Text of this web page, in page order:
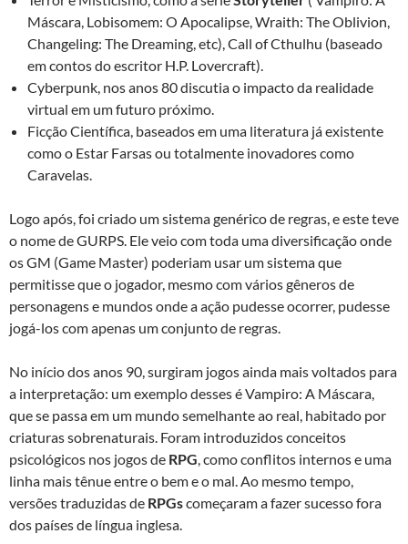
Máscara, Lobisomem: O Apocalipse, Wraith: The Oblivion,
Changeling: The Dreaming, etc), Call of Cthulhu (baseado
em contos do escritor H.P. Lovercraft).
Cyberpunk, nos anos 80 discutia o impacto da realidade
virtual em um futuro próximo.
Ficção Científica, baseados em uma literatura já existente
como o Estar Farsas ou totalmente inovadores como
Caravelas.
Logo após, foi criado um sistema genérico de regras, e este teve
o nome de GURPS. Ele veio com toda uma diversificação onde
os GM (Game Master) poderiam usar um sistema que
permitisse que o jogador, mesmo com vários gêneros de
personagens e mundos onde a ação pudesse ocorrer, pudesse
jogá-los com apenas um conjunto de regras.
No início dos anos 90, surgiram jogos ainda mais voltados para
a interpretação: um exemplo desses é Vampiro: A Máscara,
que se passa em um mundo semelhante ao real, habitado por
criaturas sobrenaturais. Foram introduzidos conceitos
psicológicos nos jogos de RPG , como conflitos internos e uma
linha mais tênue entre o bem e o mal. Ao mesmo tempo,
versões traduzidas de RPGscomeçaram a fazer sucesso fora
dos países de língua inglesa.